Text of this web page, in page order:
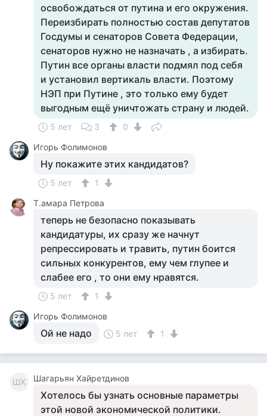
освобождаться от путина и его окружения.
Переизбирать полностью состав депутатов
Госдумы и сенаторов Совета Федерации,
сенаторов нужно не назначать , а избирать.
Путин все органы власти подмял под себя
и установил вертикаль власти. Поэтому
НЭП при Путине , это только ему будет
выгодным ещё уничтожать страну и людей.
5 лет 3
0
Игорь Фолимонов
Ну покажите этих кандидатов?
5 лет
1
Т.амара Петрова
теперь не безопасно показывать
кандидатуры, их сразу же начнут
репрессировать и травить, путин боится
сильных конкурентов, ему чем глупее и
слабее его , то они ему нравятся.
5 лет
1
Игорь Фолимонов
Ой не надо 5 лет 1
ШХ Шагарьян Хайретдинов
Хотелось бы узнать основные параметры
этой новой экономической политики.